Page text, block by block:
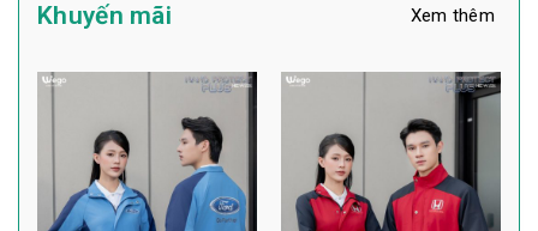
Khuyến mãi Xem thêm